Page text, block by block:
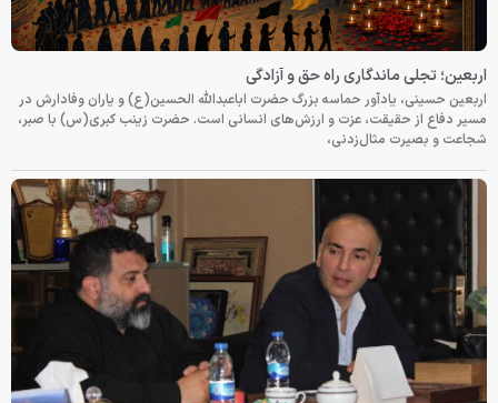
اربعین؛ تجلی ماندگاری راه حق و آزادگی
اربعین حسینی، یادآور حماسه بزرگ حضرت اباعبدالله الحسین(ع) و یاران وفادارش در
مسیر دفاع از حقیقت، عزت و ارزش‌های انسانی است. حضرت زینب کبری(س) با صبر،
شجاعت و بصیرت مثال‌زدنی،